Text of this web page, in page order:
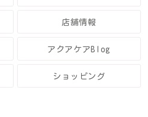
店舗情報
アクアケアBlog
ショッピング